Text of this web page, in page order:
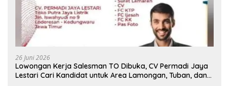
26 Juni 2026
Lowongan Kerja Salesman TO Dibuka, CV Permadi Jaya
Lestari Cari Kandidat untuk Area Lamongan, Tuban, dan